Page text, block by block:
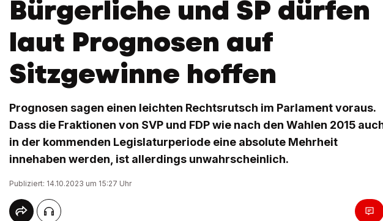
Bürgerliche und SP dürfen
laut Prognosen auf
Sitzgewinne hoffen
Prognosen sagen einen leichten Rechtsrutsch im Parlament voraus.
Dass die Fraktionen von SVP und FDP wie nach den Wahlen 2015
in der kommenden Legislaturperiode eine absolute Mehrheit
innehaben werden, ist allerdings unwahrscheinlich.
Publiziert: 14.10.2023 um 15:27 Uhr